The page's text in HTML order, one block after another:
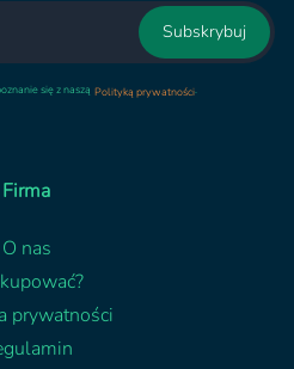
Subskrybuj
się z naszą Polityką prywatności.
Firma
O nas
prywatności